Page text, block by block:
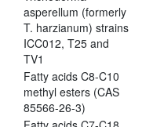
asperellum (formerly
T. harzianum) strains
ICC012, T25 and
TV1
Fatty acids C8-C10
methyl esters (CAS
85566-26-3)